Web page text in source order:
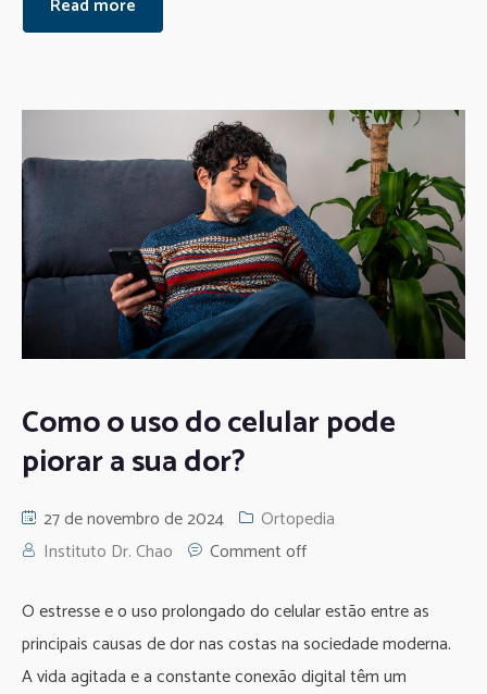
Read more
Como o uso do celular pode
piorar a sua dor?
27 de novembro de 2024
Ortopedia
Instituto Dr. Chao
Comment off
O estresse e o uso prolongado do celular estão entre as
principais causas de dor nas costas na sociedade moderna.
A vida agitada e a constante conexão digital têm um